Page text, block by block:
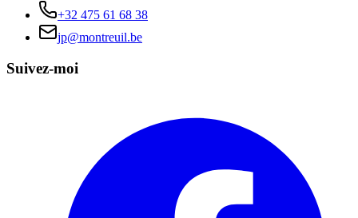
+32 475 61 68 38
jp@montreuil.be
Suivez-moi